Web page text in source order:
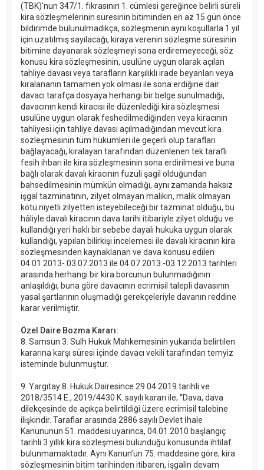
(TBK)'nun 347/1. fıkrasının 1. cümlesi gereğince belirli süreli
kira sözleşmelerinin süresinin bitiminden en az 15 gün önce
bildirimde bulunulmadıkça, sözleşmenin aynı koşullarla 1 yıl
için uzatılmış sayılacağı, kiraya verenin sözleşme süresinin
bitimine dayanarak sözleşmeyi sona erdiremeyeceği, söz
konusu kira sözleşmesinin, usulüne uygun olarak açılan
tahliye davası veya tarafların karşılıklı irade beyanları veya
kiralananın tamamen yok olması ile sona erdiğine dair
davacı tarafça dosyaya herhangi bir belge sunulmadığı,
davacının kendi kiracısı ile düzenlediği kira sözleşmesi
usulüne uygun olarak feshedilmediğinden veya kiracının
tahliyesi için tahliye davası açılmadığından mevcut kira
sözleşmesinin tüm hükümleri ile geçerli olup tarafları
bağlayacağı, kiralayan tarafından düzenlenen tek taraflı
fesih ihbarı ile kira sözleşmesinin sona erdirilmesi ve buna
bağlı olarak davalı kiracının fuzuli şagil olduğundan
bahsedilmesinin mümkün olmadığı, aynı zamanda haksız
işgal tazminatının, zilyet olmayan malikin, malik olmayan
kötü niyetli zilyetten isteyebileceği bir tazminat olduğu, bu
hâliyle davalı kiracının dava tarihi itibariyle zilyet olduğu ve
kullandığı yeri haklı bir sebebe dayalı hukuka uygun olarak
kullandığı, yapılan bilirkişi incelemesi ile davalı kiracının kira
sözleşmesinden kaynaklanan ve dava konusu edilen
04.01.2013- 03.07.2013 ile 04.07.2013 -03.12.2013 tarihleri
arasında herhangi bir kira borcunun bulunmadığının
anlaşıldığı, buna göre davacının ecrimisil talepli davasının
yasal şartlarının oluşmadığı gerekçeleriyle davanın reddine
karar verilmiştir.
Özel Daire Bozma Kararı:
8. Samsun 3. Sulh Hukuk Mahkemesinin yukarıda belirtilen
kararına karşı süresi içinde davacı vekili tarafından temyiz
isteminde bulunmuştur.
9. Yargıtay 8. Hukuk Dairesince 29.04.2019 tarihli ve
2018/3514 E., 2019/4430 K. sayılı kararı ile; “Dava, dava
dilekçesinde de açıkça belirtildiği üzere ecrimisil talebine
ilişkindir. Taraflar arasında 2886 sayılı Devlet İhale
Kanununun 51. maddesi uyarınca, 04.01.2010 başlangıç
tarihli 3 yıllık kira sözleşmesi bulunduğu konusunda ihtilaf
bulunmamaktadır. Aynı Kanun’un 75. maddesine göre; kira
sözleşmesinin bitim tarihinden itibaren, işgalin devam